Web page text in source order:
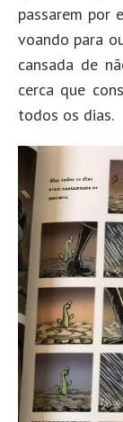
passarem por
voando para
cansada de
cerca que
todos os dias.